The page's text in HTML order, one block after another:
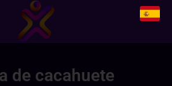
de cacahuete